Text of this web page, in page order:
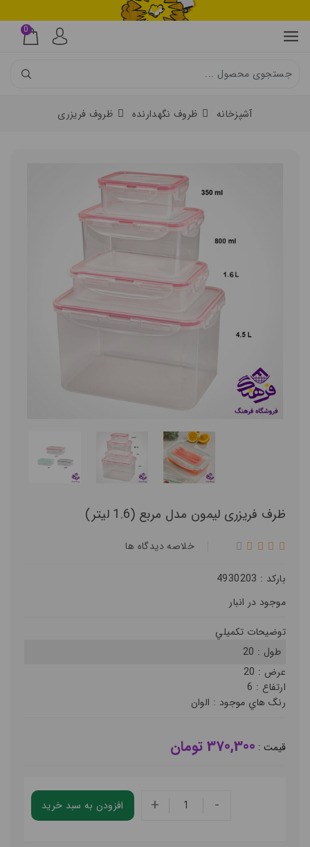
0
آشپزخانه ظروف نگهدارنده ظروف فریزری
ظرف فریزری لیمون مدل مربع (1.6 لیتر)
خلاصه ديدگاه ها
بارکد : 4930203
موجود در انبار
توضيحات تکميلي
طول :
عرض :
ارتفاع :
رنگ هاي موجود : الوان
قيمت : 370,300 تومان
افزودن به سبد خريد -
+